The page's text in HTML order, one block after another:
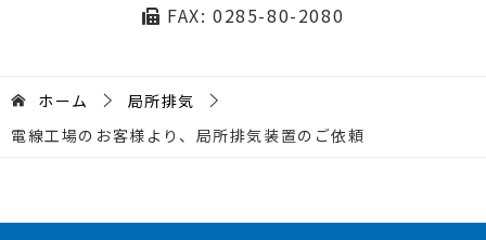
FAX: 0285-80-2080
ホーム
局所排気
電線工場のお客様より、局所排気装置のご依頼